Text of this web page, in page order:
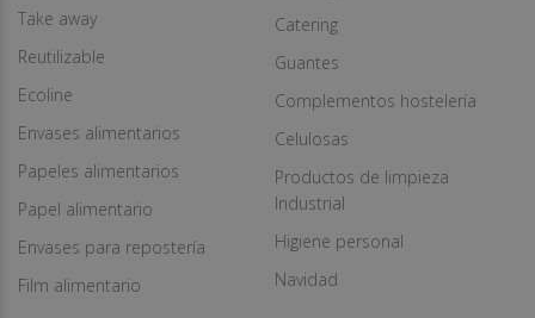
Take away
Reutilizable
Ecoline
Envases alimentarios
Papeles alimentarios
Papel alimentario
Envases para repostería
Film alimentario
Catering
Guantes
Complementos hostelería
Celulosas
Productos de limpieza
Industrial
Higiene personal
Navidad